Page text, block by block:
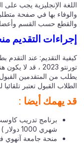
الإنجليزية يجب على
بها في صفحة متطلبات
حسب القسم وأعضاء
التقديم منحة
التقديم: عند التقدم
تورنتو 2023 ، قد لا
من المتقدمين القبول في
القبول تعتبر تلقائيا
يهمك أيضا :
شهري 1000 دولار )
منحة جامعة آنهوي في الصين 2023 ( ممولة